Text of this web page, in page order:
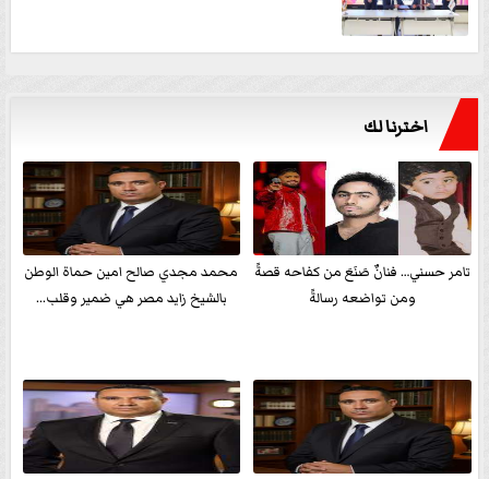
اخترنا لك
تامر حسني… فنانٌ صَنَعَ من كفاحه قصةً
ومن تواضعه رسالةً
محمد مجدي صالح امين حماة الوطن
بالشيخ زايد مصر هي ضمير وقلب...